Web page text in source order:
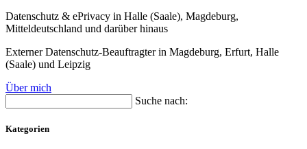
Datenschutz & ePrivacy in Halle (Saale), Magdeburg,
Mitteldeutschland und darüber hinaus
Externer Datenschutz-Beauftragter in Magdeburg, Erfurt, Halle
(Saale) und Leipzig
Über mich
Suche nach:
Kategorien